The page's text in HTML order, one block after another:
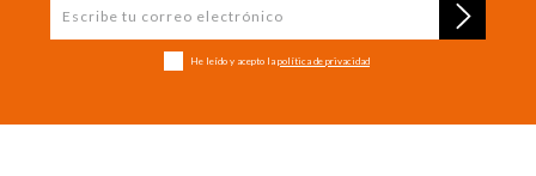
He leído y acepto la política de privacidad